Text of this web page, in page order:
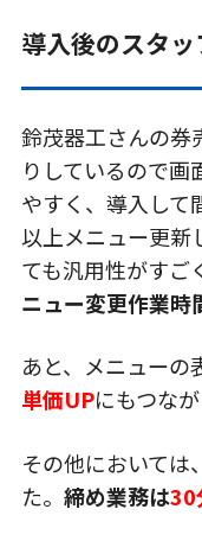
導入後のスタ
鈴茂器工さんの券
りしているので画
やすく、導入して
以上メニュー更新
ても汎用性がすご
ニュー変更作業時
あと、メニューの
単価UPにもつな
その他においては
た。 締め業務は30